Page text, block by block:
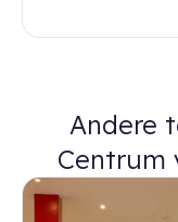
Andere
Centrum